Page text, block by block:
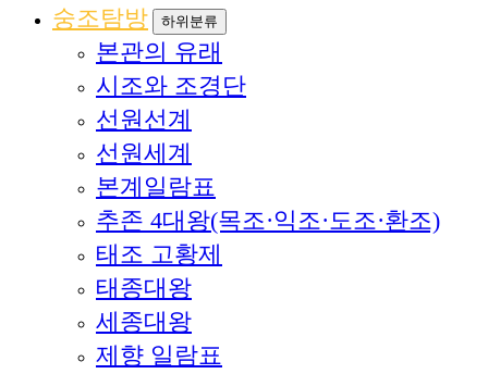
숭조탐방
하위분류
본관의 유래
시조와 조경단
선원선계
선원세계
본계일람표
추존 4대왕(목조·익조·도조·환조)
태조 고황제
태종대왕
세종대왕
제향 일람표